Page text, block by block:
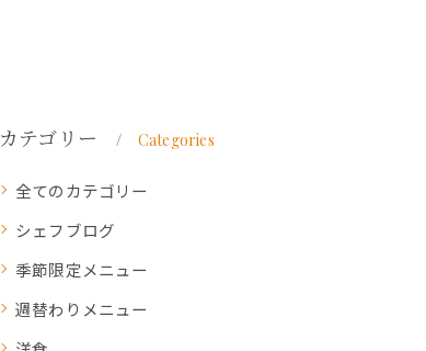
カテゴリー Categories
全てのカテゴリー
シェフブログ
季節限定メニュー
週替わりメニュー